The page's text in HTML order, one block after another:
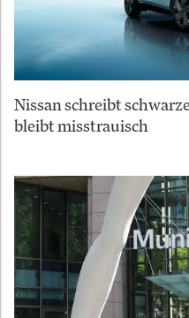
Nissan schreibt
bleibt misstrauisch